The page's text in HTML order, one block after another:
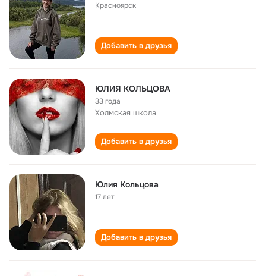
Красноярск
Добавить в друзья
ЮЛИЯ КОЛЬЦОВА
33 года
Холмская школа
Добавить в друзья
Юлия Кольцова
17 лет
Добавить в друзья